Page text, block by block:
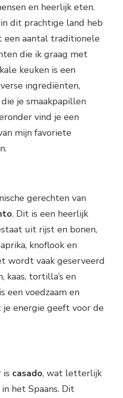
en heerlijk eten.
dit prachtige land heb
een aantal traditionele
die ik graag met
keuken is een
ingrediënten,
je smaakpapillen
vind je een
mijn favoriete
gerechten van
. Dit is een heerlijk
uit rijst en bonen,
knoflook en
wordt vaak geserveerd
kaas, tortilla’s en
een voedzaam en
energie geeft voor de
is casado, wat letterlijk
het Spaans. Dit